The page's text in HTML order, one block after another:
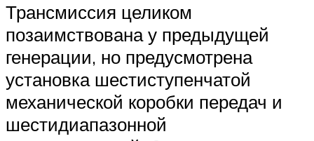
Трансмиссия целиком
позаимствована у предыдущей
генерации, но предусмотрена
установка шестиступенчатой
механической коробки передач и
шестидиапазонной